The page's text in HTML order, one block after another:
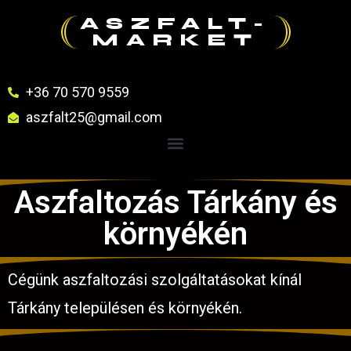
ASZFALT-
MARKET
+36 70 570 9559
aszfalt25@gmail.com
Aszfaltozás Tárkány és
környékén
Cégünk aszfaltozási szolgáltatásokat kínál
Tárkány településen és környékén.